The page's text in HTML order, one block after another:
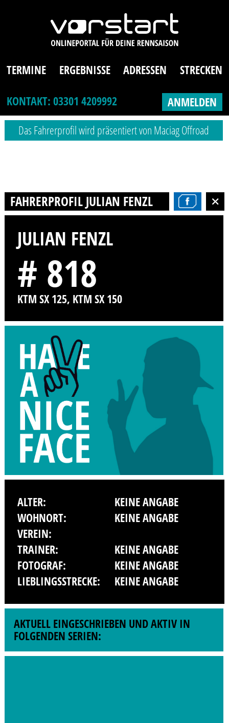
TERMINE ERGEBNISSE ADRESSEN
STRECKEN
KONTAKT: 03301 4209992
ANMELDEN
Das Fahrerprofil wird präsentiert von Maciag Offroad
FAHRERPROFIL JULIAN FENZL
JULIAN FENZL
# 818
KTM SX 125, KTM SX 150
ALTER:
KEINE ANGABE
WOHNORT:
KEINE ANGABE
VEREIN:
TRAINER:
KEINE ANGABE
FOTOGRAF:
KEINE ANGABE
LIEBLINGSSTRECKE:
KEINE ANGABE
AKTUELL EINGESCHRIEBEN UND AKTIV IN
FOLGENDEN SERIEN: